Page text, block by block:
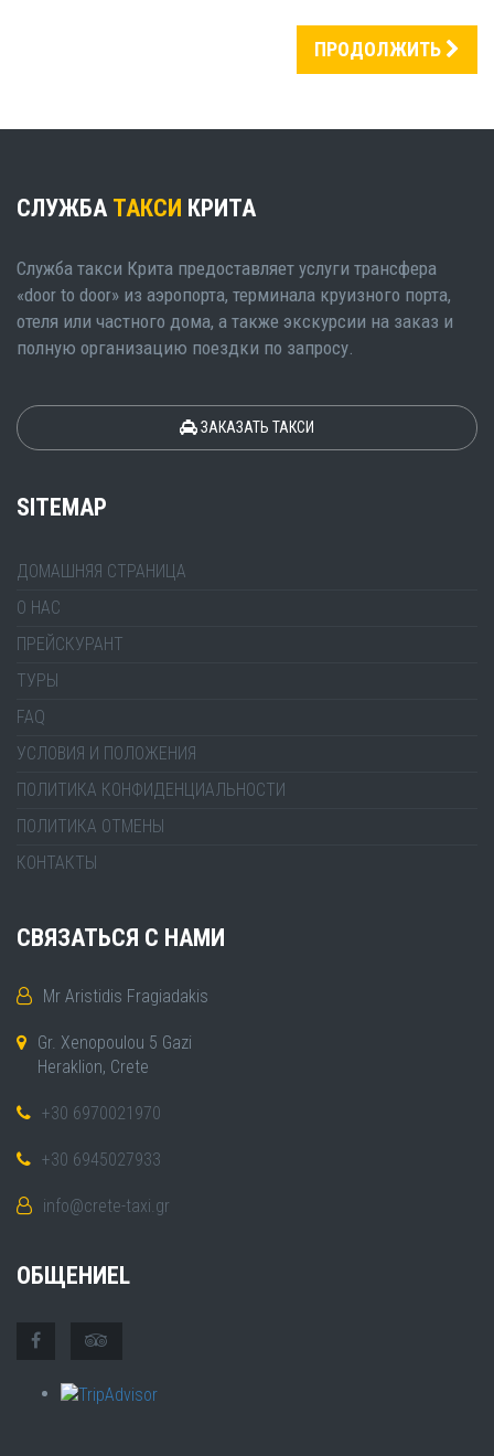
ПРОДОЛЖИТЬ
СЛУЖБА ТАКСИ КРИТА
Служба такси Крита предоставляет услуги трансфера
«door to door» из аэропорта, терминала круизного порта,
отеля или частного дома, а также экскурсии на заказ и
полную организацию поездки по запросу.
ЗАКАЗАТЬ ТАКСИ
SITEMAP
ДОМАШНЯЯ СТРАНИЦА
О НАС
ПРЕЙСКУРАНТ
ТУРЫ
FAQ
УСЛОВИЯ И ПОЛОЖЕНИЯ
ПОЛИТИКА КОНФИДЕНЦИАЛЬНОСТИ
ПОЛИТИКА ОТМЕНЫ
КОНТАКТЫ
СВЯЗАТЬСЯ С НАМИ
Mr Aristidis Fragiadakis
Gr. Xenopoulou 5 Gazi
Heraklion, Crete
+30 6970021970
+30 6945027933
info@crete-taxi.gr
ОБЩЕНИЕL